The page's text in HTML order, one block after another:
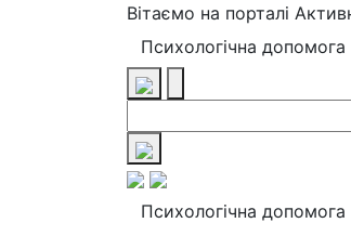
Вітаємо на порталі
Психологічна допомога
Психологічна допомога